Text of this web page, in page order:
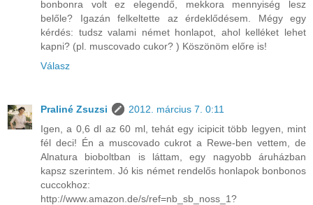
bonbonra volt ez elegendő, mekkora mennyiség lesz
belőle? Igazán felkeltette az érdeklődésem. Mégy egy
kérdés: tudsz valami német honlapot, ahol kelléket lehet
kapni? (pl. muscovado cukor? ) Köszönöm előre is!
Válasz
Praliné Zsuzsi
2012. március 7. 0:11
Igen, a 0,6 dl az 60 ml, tehát egy icipicit több legyen, mint
fél deci! Én a muscovado cukrot a Rewe-ben vettem, de
Alnatura bioboltban is láttam, egy nagyobb áruházban
kapsz szerintem. Jó kis német rendelős honlapok bonbonos
cuccokhoz:
http://www.amazon.de/s/ref=nb_sb_noss_1?